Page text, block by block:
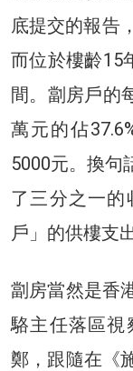
底提交的報告
而位於樓齡15
間。劏房戶的
萬元的佔
5000元。換句
了三分之一的
戶」的供樓支
劏房當然是香
駱主任落區視
鄭，跟隨在《